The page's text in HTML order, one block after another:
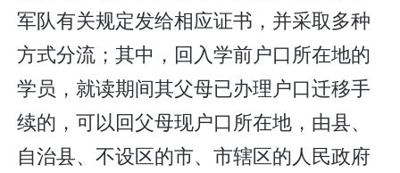
军队有关规定发给相应证书，并采取多种
方式分流；其中，回入学前户口所在地的
学员，就读期间其父母已办理户口迁移手
续的，可以回父母现户口所在地，由县、
自治县、不设区的市、市辖区的人民政府